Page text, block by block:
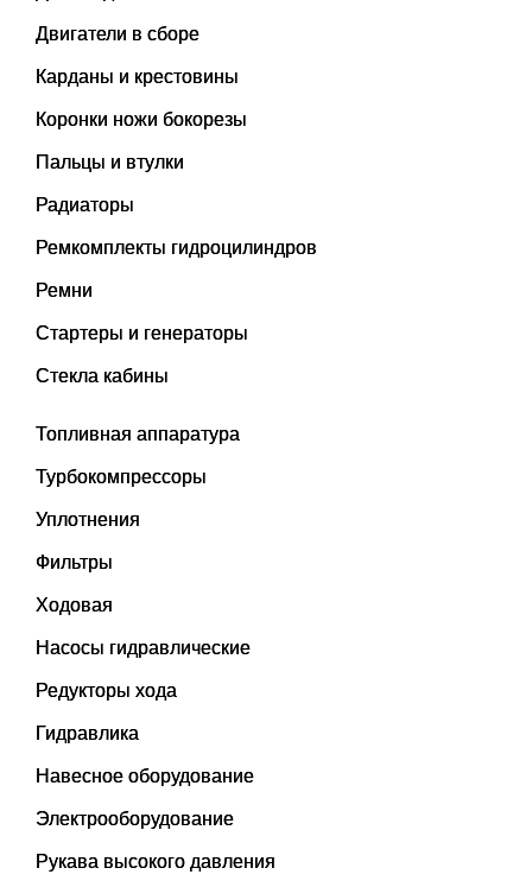
Двигатели в сборе
Карданы и крестовины
Коронки ножи бокорезы
Пальцы и втулки
Радиаторы
Ремкомплекты гидроцилиндров
Ремни
Стартеры и генераторы
Стекла кабины
Топливная аппаратура
Турбокомпрессоры
Уплотнения
Фильтры
Ходовая
Насосы гидравлические
Редукторы хода
Гидравлика
Навесное оборудование
Электрооборудование
Рукава высокого давления